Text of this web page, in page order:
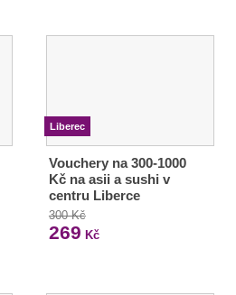
Liberec
Vouchery na 300-1000
Kč na asii a sushi v
centru Liberce
300 Kč
269 Kč